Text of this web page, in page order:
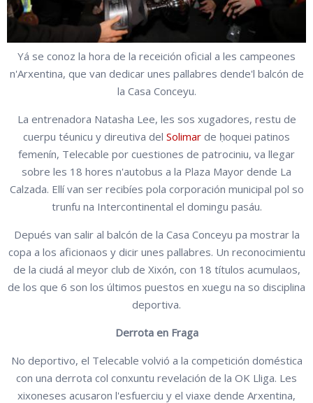
Yá se conoz la hora de la receición oficial a les campeones
n'Arxentina, que van dedicar unes pallabres dende'l balcón de
la Casa Conceyu.
La entrenadora Natasha Lee, les sos xugadores, restu de
cuerpu téunicu y direutiva del Solimar de ḥoquei patinos
femenín, Telecable por cuestiones de patrociniu, va llegar
sobre les 18 hores n'autobus a la Plaza Mayor dende La
Calzada. Ellí van ser recibíes pola corporación municipal pol so
trunfu na Intercontinental el domingu pasáu.
Depués van salir al balcón de la Casa Conceyu pa mostrar la
copa a los aficionaos y dicir unes pallabres. Un reconocimientu
de la ciudá al meyor club de Xixón, con 18 títulos acumulaos,
de los que 6 son los últimos puestos en xuegu na so disciplina
deportiva.
Derrota en Fraga
No deportivo, el Telecable volvió a la competición doméstica
con una derrota col conxuntu revelación de la OK Lliga. Les
xixoneses acusaron l'esfuerciu y el viaxe dende Arxentina,